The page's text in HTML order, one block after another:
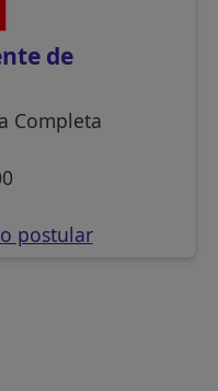
de
Completa
postular